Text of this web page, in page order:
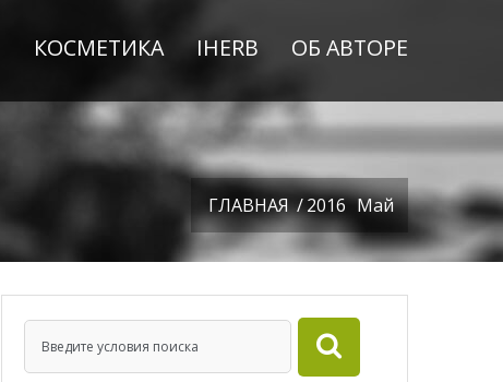
КОСМЕТИКА IHERB ОБ АВТОРЕ
ГЛАВНАЯ/2016 Май